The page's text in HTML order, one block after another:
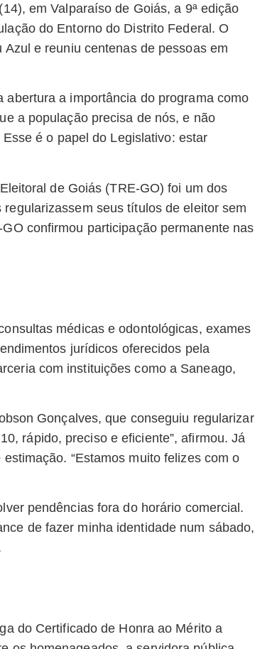
em Valparaíso de Goiás, a 9ª edição
do Entorno do Distrito Federal. O
e reuniu centenas de pessoas em
a importância do programa como
a população precisa de nós, e não
é o papel do Legislativo: estar
de Goiás (TRE-GO) foi um dos
seus títulos de eleitor sem
confirmou participação permanente nas
médicas e odontológicas, exames
jurídicos oferecidos pela
com instituições como a Saneago,
Gonçalves, que conseguiu regularizar
rápido, preciso e eficiente”, afirmou. Já
“Estamos muito felizes com o
pendências fora do horário comercial.
de fazer minha identidade num sábado,
do Certificado de Honra ao Mérito a